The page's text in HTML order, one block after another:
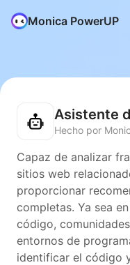
Monica PowerUP
Hecho por
Capaz de analizar
sitios web
proporcionar
completas. Ya sea
código,
entornos de
identificar el código